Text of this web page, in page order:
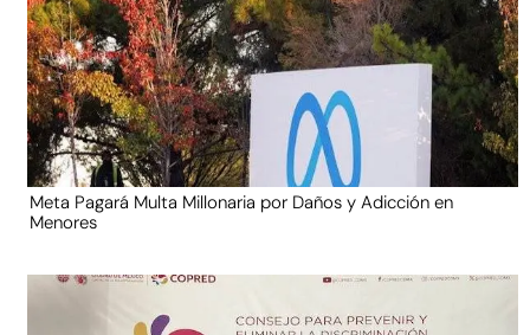
Meta Pagará Multa Millonaria por Daños y Adicción en
Menores